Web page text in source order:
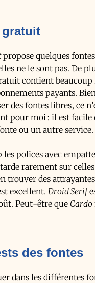
propose quelques
ne le sont pas. De
contient beaucoup
payants.
des fontes libres, ce
pour moi : il est facile
ou un autre service.
les polices avec
rarement sur
trouver des
excellent. Droid Serif
Peut-être queCardo
des fontes
dans les différentes